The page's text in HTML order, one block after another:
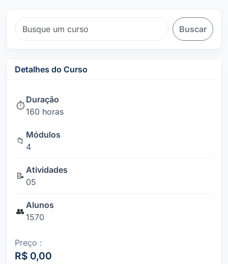
Buscar
Detalhes do Curso
⏱️
Duração
160 horas
📁
Módulos
4
📝
Atividades
05
👥
Alunos
1570
Preço :
R$ 0,00